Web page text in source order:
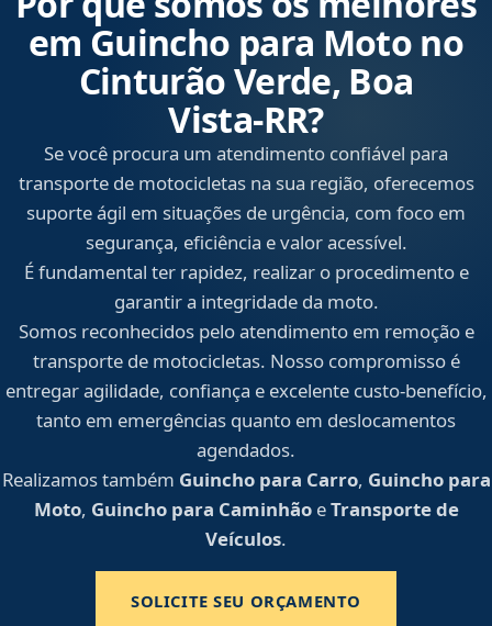
em Guincho para Moto no
Cinturão Verde, Boa
Vista‑RR?
Se você procura um atendimento confiável para
transporte de motocicletas na sua região, oferecemos
suporte ágil em situações de urgência, com foco em
segurança, eficiência e valor acessível.
É fundamental ter rapidez, realizar o procedimento e
garantir a integridade da moto.
Somos reconhecidos pelo atendimento em remoção e
transporte de motocicletas. Nosso compromisso é
entregar agilidade, confiança e excelente custo-benefício,
tanto em emergências quanto em deslocamentos
agendados.
Realizamos também Guincho para Carro, Guincho para
Moto, Guincho para CaminhãoeTransporte de
Veículos.
SOLICITE SEU ORÇAMENTO